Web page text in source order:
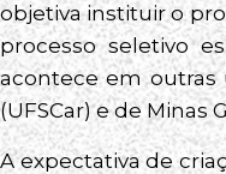
objetiva instituir o
processo seletivo
acontece em outras
(UFSCar) e de Minas
A expectativa de